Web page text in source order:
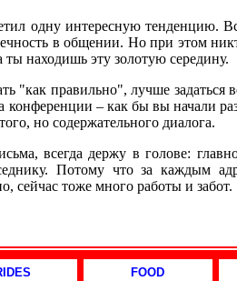
одну интересную тенденцию.
в общении. Но при этом
ты находишь эту золотую середину.
"как правильно", лучше задаться
конференции – как бы вы начали
но содержательного диалога.
всегда держу в голове:
Потому что за каждым
сейчас тоже много работы и забот.
FOOD